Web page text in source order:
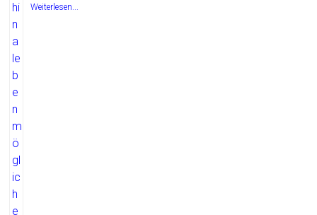
Weiterlesen...